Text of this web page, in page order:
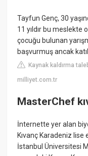
Tayfun Genç, 30
11 yıldır bu meslekte
çocuğu bulunan
başvurmuş ancak
Kaynak kaldırma
milliyet.com.tr
MasterChef
İnternette yer alan
Kıvanç Karadeniz lise
İstanbul Üniversitesi